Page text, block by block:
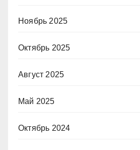
Ноябрь 2025
Октябрь 2025
Август 2025
Май 2025
Октябрь 2024